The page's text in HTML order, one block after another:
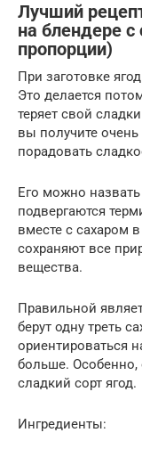
Лучший
на блендере
пропорции)
При заготовке
Это делается
теряет свой
вы получите
порадовать
Его можно
подвергаются
вместе с сахаром
сохраняют все
вещества.
Правильной
берут одну треть
ориентироваться
больше. Особенно,
сладкий сорт ягод.
Ингредиенты: